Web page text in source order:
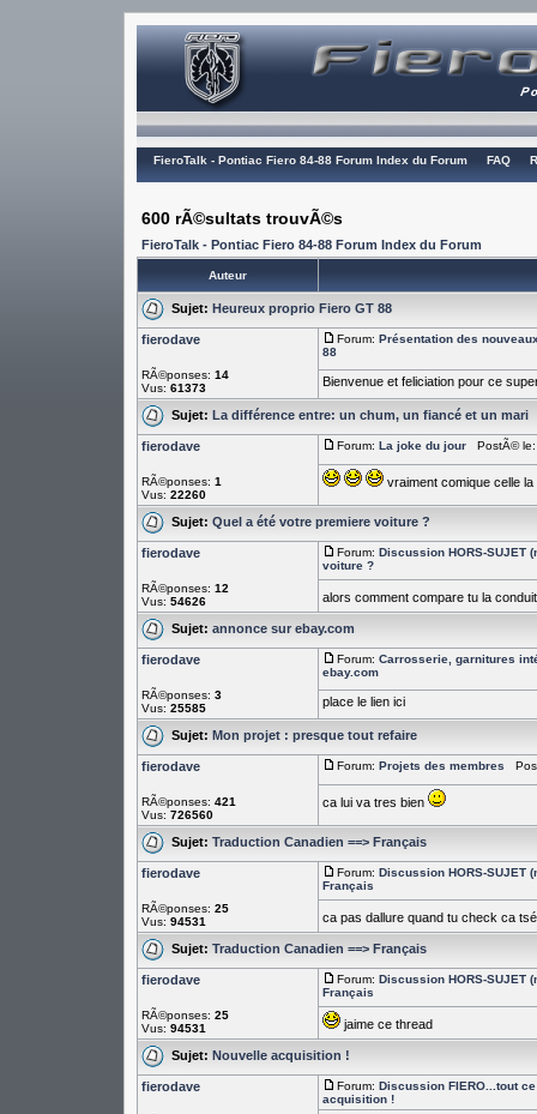
FieroTalk - Pontiac Fiero 84-88 Forum Index du Forum FAQ
600 rÃ©sultats trouvÃ©s
FieroTalk - Pontiac Fiero 84-88 Forum Index du Forum
Auteur
Sujet: Heureux proprio Fiero GT 88
fierodave
RÃ©ponses: 14
Vus: 61373
Forum: Présentation des
88
Bienvenue et feliciation pour ce
Sujet: La différence entre: un chum, un fiancé et un mari
fierodave
RÃ©ponses: 1
Vus: 22260
Forum: La joke du jourPostÃ© le:
vraiment comique celle la
Sujet: Quel a été votre premiere voiture ?
fierodave
RÃ©ponses: 12
Vus: 54626
Forum: Discussion HORS-SUJET
voiture ?
alors comment compare tu la
Sujet: annonce sur ebay.com
fierodave
RÃ©ponses: 3
Vus: 25585
Forum: Carrosserie, garnitures
ebay.com
place le lien ici
Sujet: Mon projet : presque tout refaire
fierodave
RÃ©ponses: 421
Vus: 726560
Forum: Projets des membres
ca lui va tres bien
Sujet: Traduction Canadien ==> Français
fierodave
RÃ©ponses: 25
Vus: 94531
Forum: Discussion HORS-SUJET
Français
ca pas dallure quand tu check ca
Sujet: Traduction Canadien ==> Français
fierodave
RÃ©ponses: 25
Vus: 94531
Forum: Discussion HORS-SUJET
Français
jaime ce thread
Sujet: Nouvelle acquisition !
fierodave Forum: Discussion FIERO...tout
acquisition !